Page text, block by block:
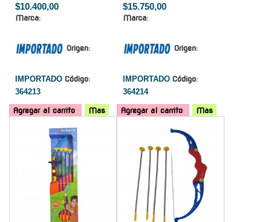
$10.400,00
Marca:
Origen:
IMPORTADO Código:
364213
Agregar al carrito Mas
$15.750,00
Marca:
Origen:
IMPORTADO Código:
364214
Agregar al carrito
Mas